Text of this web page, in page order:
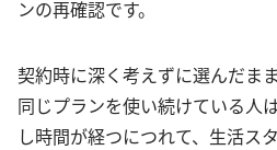
ンの再確認です。
契約時に深く考えずに選んだま
同じプランを使い続けている人
し時間が経つにつれて、生活ス